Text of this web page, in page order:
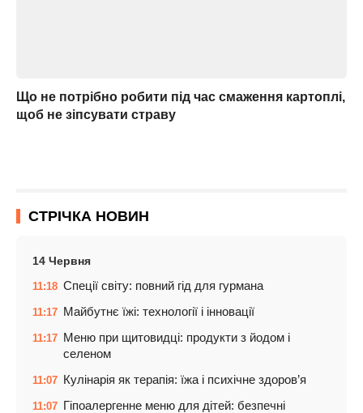
Що не потрібно робити під час смаження картоплі,
щоб не зіпсувати страву
СТРІЧКА НОВИН
14 Червня
11:18 Спеції світу: повний гід для гурмана
11:17 Майбутнє їжі: технології і інновації
11:17 Меню при щитовидці: продукти з йодом і
селеном
11:07 Кулінарія як терапія: їжа і психічне здоров’я
11:07 Гіпоалергенне меню для дітей: безпечні